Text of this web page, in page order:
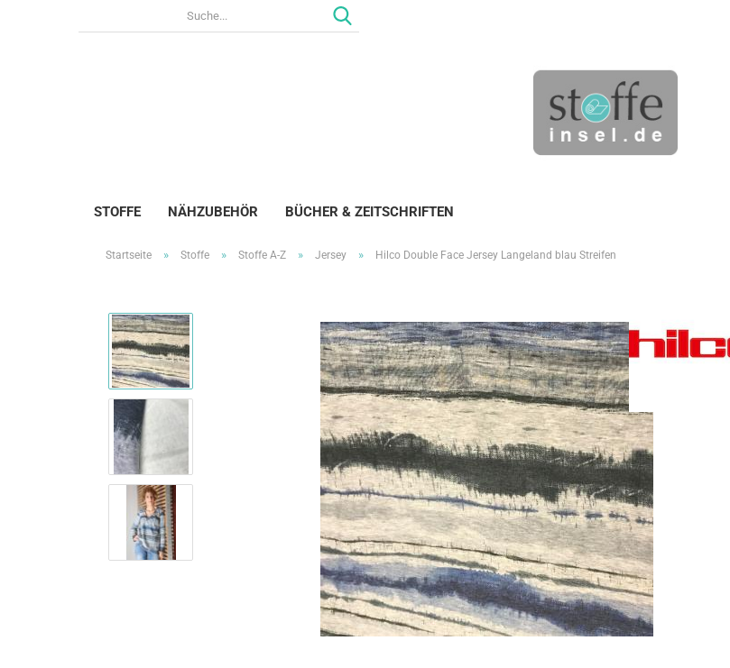
STOFFE NÄHZUBEHÖR BÜCHER & ZEITSCHRIFTEN
Startseite » Stoffe » Stoffe A-Z » Jersey » Hilco Double Face Jersey Langeland blau Streifen